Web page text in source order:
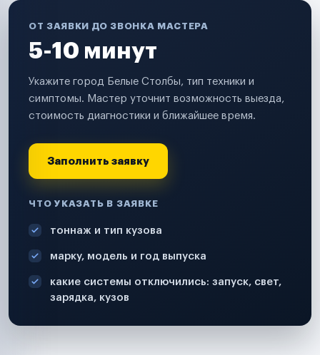
ОТ ЗАЯВКИ ДО ЗВОНКА МАСТЕРА
5-10 минут
Укажите город Белые Столбы, тип техники и
симптомы. Мастер уточнит возможность выезда,
стоимость диагностики и ближайшее время.
Заполнить заявку
ЧТО УКАЗАТЬ В ЗАЯВКЕ
тоннаж и тип кузова
марку, модель и год выпуска
какие системы отключились: запуск, свет,
зарядка, кузов